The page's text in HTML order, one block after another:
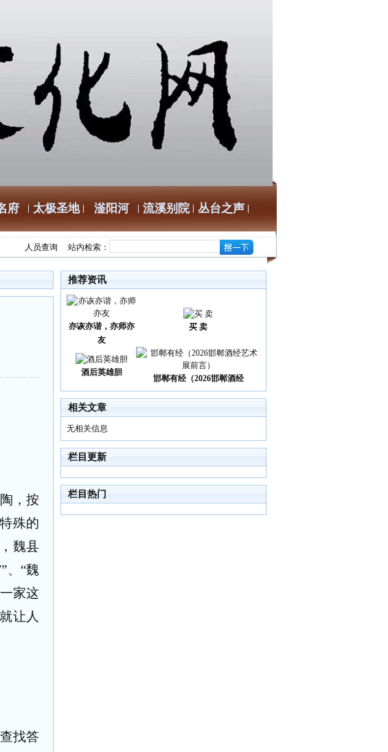
府 太极圣地 滏阳河 流溪别院 丛台之声
人员查询 站内检索：
，按
殊的
魏县
、“魏
家这
让人
找答
推荐资讯
亦诙亦谐，亦师亦
友
买 卖
酒后英雄胆
邯郸有经（2026邯郸酒经
相关文章
无相关信息
栏目更新
栏目热门